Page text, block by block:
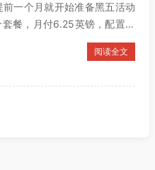
一个月就开始准备黑五活动
餐，月付6.25英镑，配置很
阅读全文